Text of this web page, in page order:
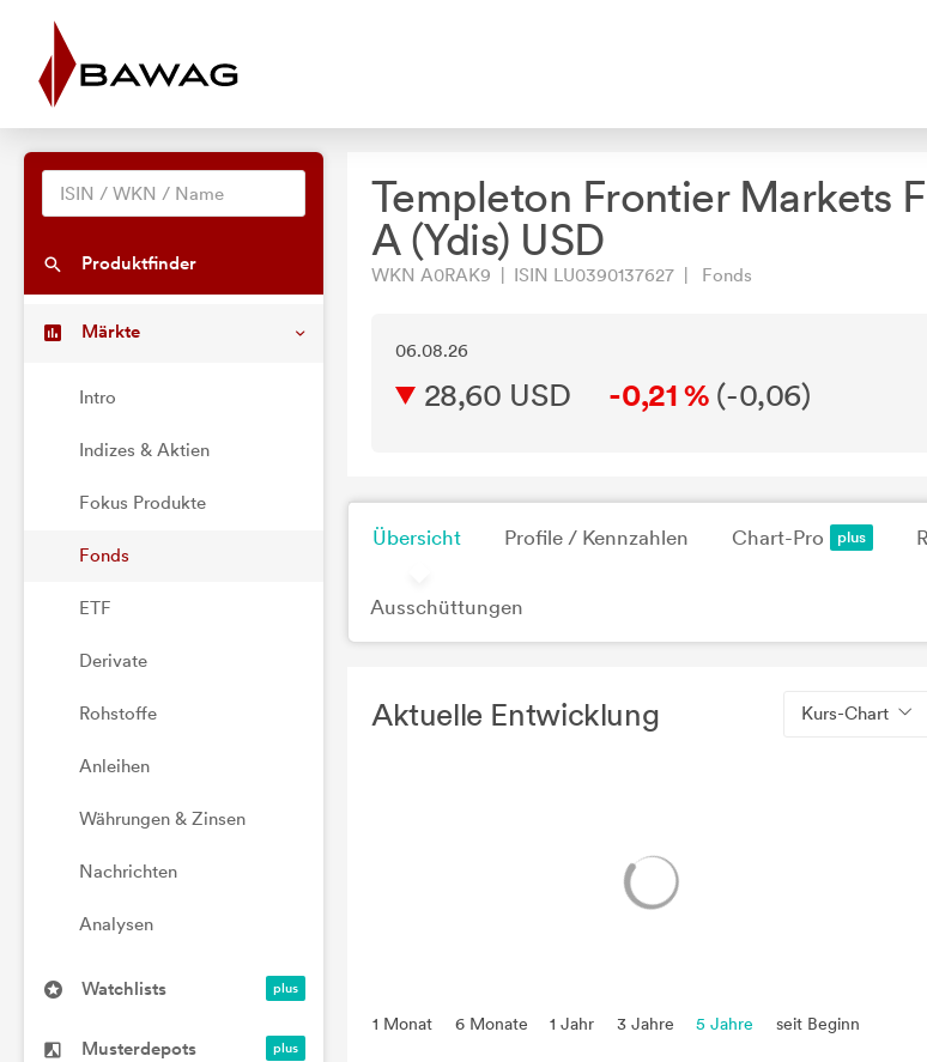
Produktfinder
Märkte
Intro
Indizes & Aktien
Fokus Produkte
Fonds
ETF
Derivate
Rohstoffe
Anleihen
Währungen & Zinsen
Nachrichten
Analysen
Watchlists
Musterdepots
Templeton Frontier Markets
A (Ydis) USD
WKN A0RAK9 | ISIN LU0390137627 | Fonds
06.08.26
28,60 USD -0,21 % (-0,06)
Übersicht Profile / Kennzahlen Chart-Pro
Ausschüttungen
Aktuelle Entwicklung Kurs-Chart
1 Monat 6 Monate 1 Jahr 3 Jahre 5 Jahre seit Beginn